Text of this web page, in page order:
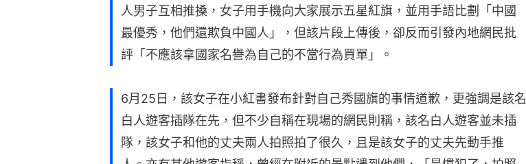
人男子互相推搡，女子用手機向大家展示五星紅旗，並用手語比劃「中國
最優秀，他們還欺負中國人」，但該片段上傳後，卻反而引發內地網民批
評「不應該拿國家名譽為自己的不當行為買單」。
6月25日，該女子在小紅書發布針對自己秀國旗的事情道歉，更強調是該名
白人遊客插隊在先，但不少自稱在現場的網民則稱，該名白人遊客並未插
隊，該女子和他的丈夫兩人拍照拍了很久，且是該女子的丈夫先動手推